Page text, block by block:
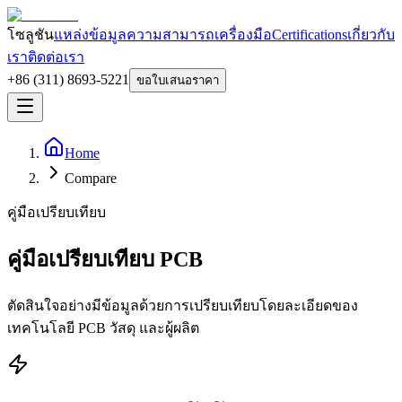
โซลูชันแหล่งข้อมูลความสามารถเครื่องมือCertificationsเกี่ยวกับ
เราติดต่อเรา
+86 (311) 8693-5221
ขอใบเสนอราคา
Home
Compare
คู่มือเปรียบเทียบ
คู่มือเปรียบเทียบ PCB
ตัดสินใจอย่างมีข้อมูลด้วยการเปรียบเทียบโดยละเอียดของ
เทคโนโลยี PCB วัสดุ และผู้ผลิต